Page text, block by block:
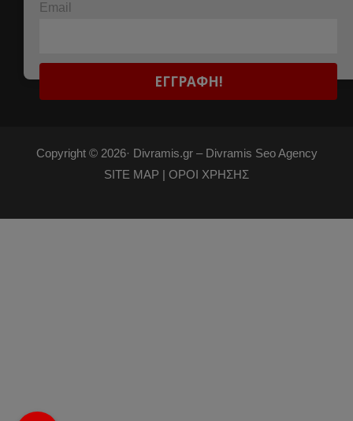
Email
Copyright © 2026· Divramis.gr –Divramis Seo Agency
SITE MAP | ΟΡΟΙ ΧΡΗΣΗΣ